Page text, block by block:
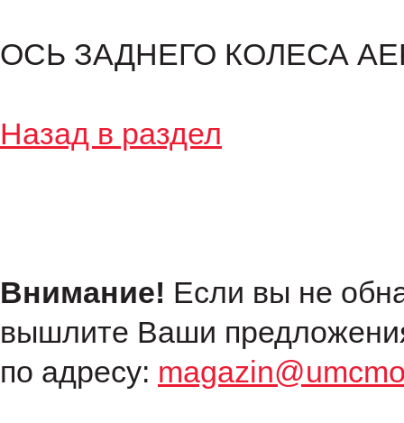
ОСЬ ЗАДНЕГО КОЛЕСА
Назад в раздел
Внимание! Если вы не
вышлите Ваши
по адресу: